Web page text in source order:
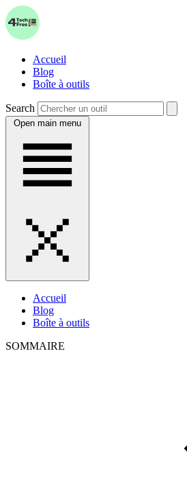
Accueil
Blog
Boîte à outils
Search
Open main menu
Accueil
Blog
Boîte à outils
SOMMAIRE